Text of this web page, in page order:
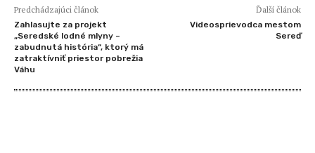
Predchádzajúci článok
Zahlasujte za projekt
„Seredské lodné mlyny –
zabudnutá história“, ktorý má
zatraktívniť priestor pobrežia
Váhu
Ďalší článok
Videosprievodca mestom
Sereď